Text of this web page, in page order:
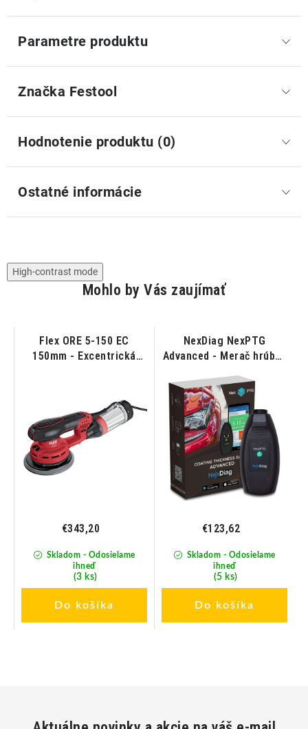
Parametre produktu
Značka Festool
Hodnotenie produktu (0)
Ostatné informácie
High-contrast mode
Mohlo by Vás zaujímať
Flex ORE 5-150 EC
150mm - Excentrická
Skladom - Odosielame
ihneď
(3 ks)
€343,20
Do košíka
NexDiag NexPTG
Advanced - Merač hrúbky
Skladom - Odosielame
ihneď
(5 ks)
€123,62
Do košíka